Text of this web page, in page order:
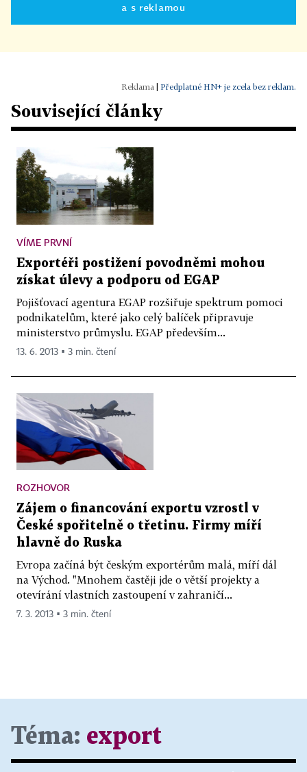
a s reklamou
Předplatné HN+ je zcela bez reklam.
Související články
VÍME PRVNÍ
Exportéři postižení povodněmi mohou
získat úlevy a podporu od EGAP
Pojišťovací agentura EGAP rozšiřuje spektrum pomoci
podnikatelům, které jako celý balíček připravuje
ministerstvo průmyslu. EGAP především...
13. 6. 2013 ▪ 3 min. čtení
ROZHOVOR
Zájem o financování exportu vzrostl v
České spořitelně o třetinu. Firmy míří
hlavně do Ruska
Evropa začíná být českým exportérům malá, míří dál
na Východ. "Mnohem častěji jde o větší projekty a
otevírání vlastních zastoupení v zahraničí...
7. 3. 2013 ▪ 3 min. čtení
Téma: export